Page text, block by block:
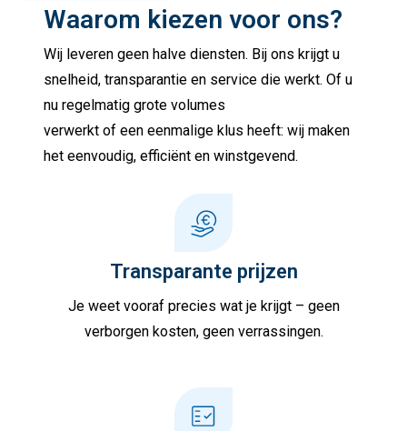
Waarom kiezen voor ons?
Wij leveren geen halve diensten. Bij ons krijgt u
snelheid, transparantie en service die werkt. Of u
nu regelmatig grote volumes
verwerkt of een eenmalige klus heeft: wij maken
het eenvoudig, efficiënt en winstgevend.
Transparante prijzen
Je weet vooraf precies wat je krijgt – geen
verborgen kosten, geen verrassingen.